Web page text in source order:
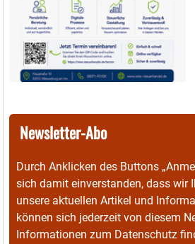
Newsletter-Abo
Durch Anklicken des Buttons
sich damit einverstanden, dass wir
unsere aktuellen Artikel und
können sich jederzeit von diesem
Informationen zum Datenschutz